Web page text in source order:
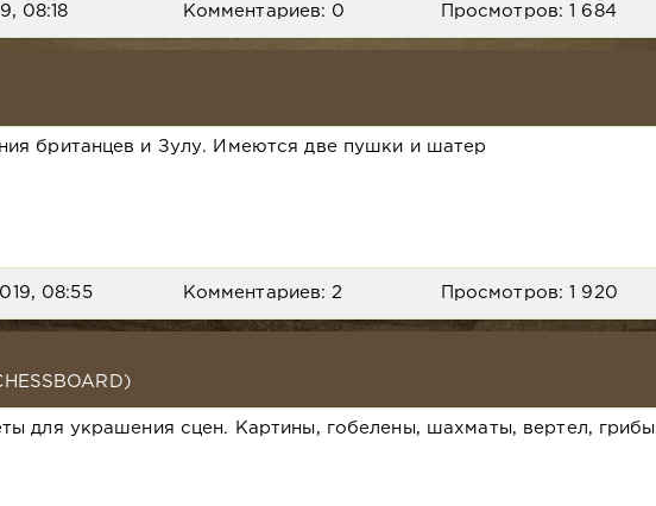
08:18 Комментариев: 0 Просмотров: 1 684
британцев и Зулу. Имеются две пушки и шатер
08:55 Комментариев: 2 Просмотров: 1 920
для украшения сцен. Картины, гобелены, шахматы, вертел, грибы